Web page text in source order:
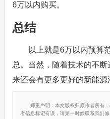
6万以内购买。
总结
以上就是6万以内预算
总。当然，随着技术的不
来还会有更多更好的新能源
郑重声明：本文版权归原作者所有
者信息标记有误，请第一时候联系我们修